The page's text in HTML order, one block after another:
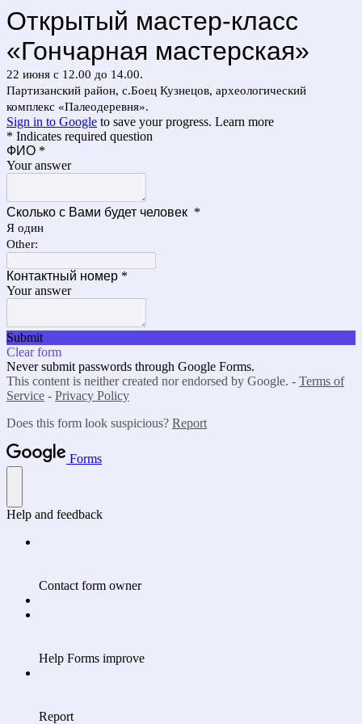
Открытый мастер-класс
«Гончарная мастерская»
22 июня с 12.00 до 14.00.
Партизанский район, с.Боец Кузнецов, археологический
комплекс «Палеодеревня».
Sign in to Google to save your progress. Learn more
* Indicates required question
ФИО *
Your answer
Сколько с Вами будет человек *
Я один
Other:
Контактный номер *
Your answer
Submit
Clear form
Never submit passwords through Google Forms.
This content is neither created nor endorsed by Google. - Terms of
Service - Privacy Policy
Does this form look suspicious? Report
Forms
Help and feedback
Contact form owner
Help Forms improve
Report